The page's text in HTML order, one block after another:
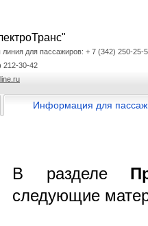
для пассажиров: + 7 (342) 250-25-
212-30-42
Информация для
В разделе
следующие